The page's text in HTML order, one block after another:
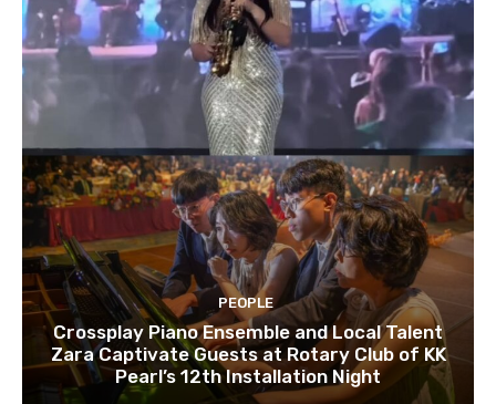
PEOPLE
Crossplay Piano Ensemble and Local Talent
Zara Captivate Guests at Rotary Club of KK
Pearl’s 12th Installation Night